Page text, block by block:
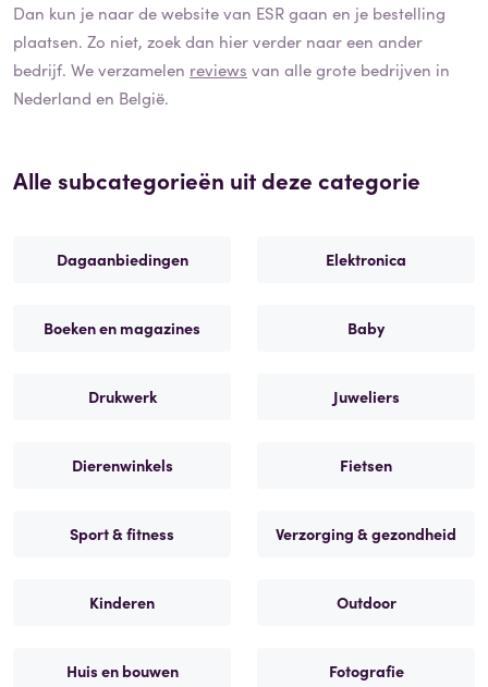
Dan kun je naar de website van ESRgaan en je bestelling
plaatsen. Zo niet, zoek dan hier verder naar een ander
bedrijf. We verzamelen reviews van alle grote bedrijven in
Nederland en België.
Alle subcategorieën uit deze categorie
Dagaanbiedingen Elektronica
Boeken en magazines Baby
Drukwerk Juweliers
Dierenwinkels Fietsen
Sport & fitness Verzorging & gezondheid
Kinderen Outdoor
Huis en bouwen Fotografie